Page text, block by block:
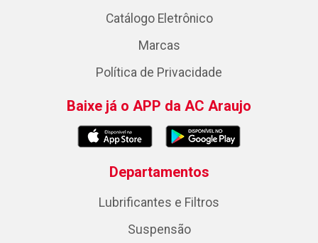
Catálogo Eletrônico
Marcas
Política de Privacidade
Baixe já o APP da AC Araujo
Departamentos
Lubrificantes e Filtros
Suspensão